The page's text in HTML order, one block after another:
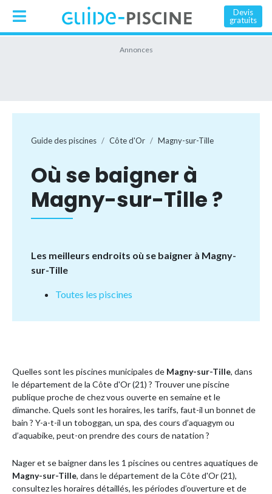
Devis
gratuits
Guide des piscines Côte d'Or Magny-sur-Tille
Où se baigner à
Magny-sur-Tille ?
Les meilleurs endroits où se baigner à Magny-
sur-Tille
Toutes les piscines
Quelles sont les piscines municipales de Magny-sur-Tille, dans
le département de la Côte d'Or (21) ? Trouver une piscine
publique proche de chez vous ouverte en semaine et le
dimanche. Quels sont les horaires, les tarifs, faut-il un bonnet de
bain ? Y-a-t-il un toboggan, un spa, des cours d’aquagym ou
d’aquabike, peut-on prendre des cours de natation ?
Nager et se baigner dans les 1 piscines ou centres aquatiques de
Magny-sur-Tille, dans le département de la Côte d'Or (21),
consultez les horaires détaillés, les périodes d’ouverture et de